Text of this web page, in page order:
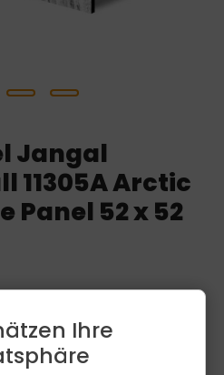
Jangal
11305A Arctic
Panel 52 x 52
Ihre